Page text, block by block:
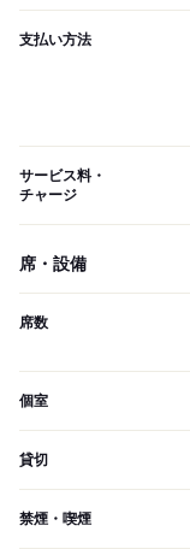
支払い方法
サービス料・
チャージ
席・設備
席数
個室
貸切
禁煙・喫煙